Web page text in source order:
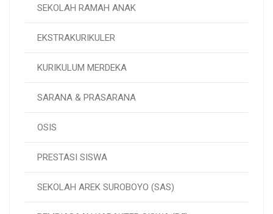
SEKOLAH RAMAH ANAK
EKSTRAKURIKULER
KURIKULUM MERDEKA
SARANA & PRASARANA
OSIS
PRESTASI SISWA
SEKOLAH AREK SUROBOYO (SAS)